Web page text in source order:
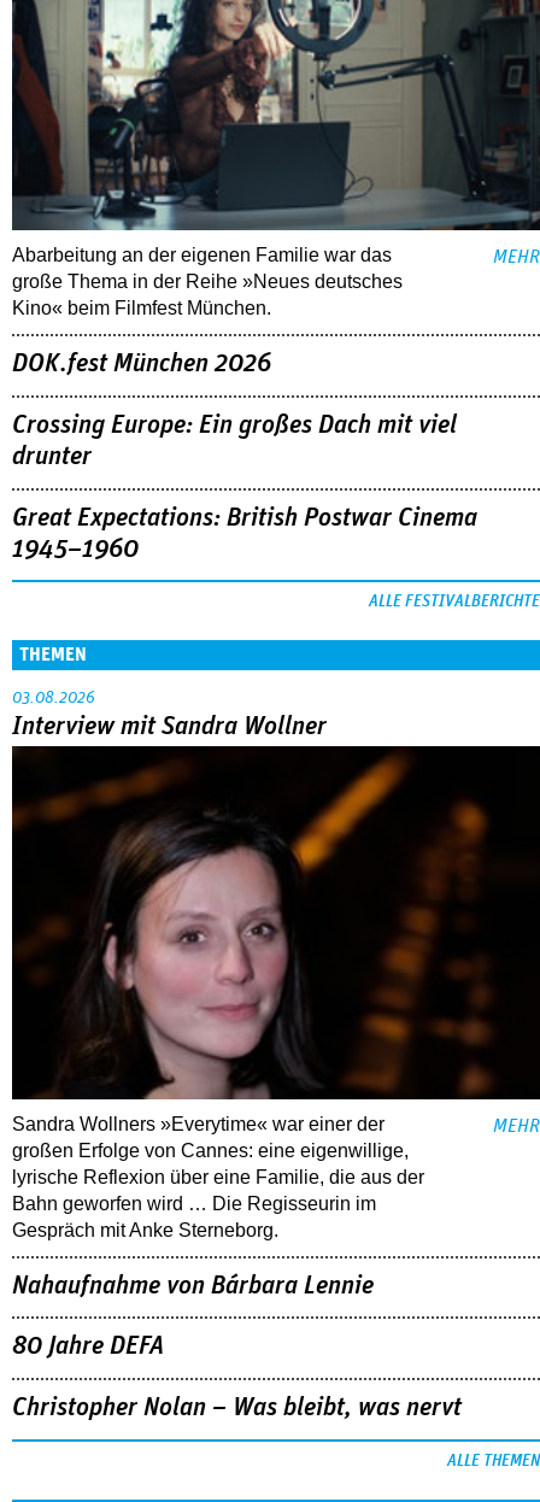
Abarbeitung an der eigenen Familie war das
große Thema in der Reihe »Neues deutsches
Kino« beim Filmfest München.
MEHR
DOK.fest München 2026
Crossing Europe: Ein großes Dach mit viel
drunter
Great Expectations: British Postwar Cinema
1945–1960
ALLE FESTIVALBERICHTE
THEMEN
03.08.2026
Interview mit Sandra Wollner
Sandra Wollners »Everytime« war einer der
großen Erfolge von Cannes: eine eigenwillige,
lyrische Reflexion über eine ­Familie, die aus der
Bahn geworfen wird … Die Regisseurin im
Gespräch mit Anke Sterneborg.
MEHR
Nahaufnahme von Bárbara Lennie
80 Jahre DEFA
Christopher Nolan – Was bleibt, was nervt
ALLE THEMEN